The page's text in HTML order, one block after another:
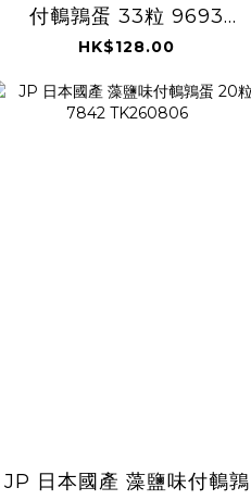
付鵪鶉蛋 33粒 9693
TK260805
HK$128.00
JP 日本國產 藻鹽味付鵪鶉